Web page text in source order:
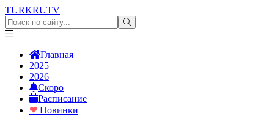
TURKRUTV
Главная
2025
2026
Скоро
Расписание
❤Новинки